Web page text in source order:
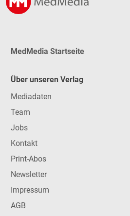
MedMedia Startseite
Über unseren Verlag
Mediadaten
Team
Jobs
Kontakt
Print-Abos
Newsletter
Impressum
AGB